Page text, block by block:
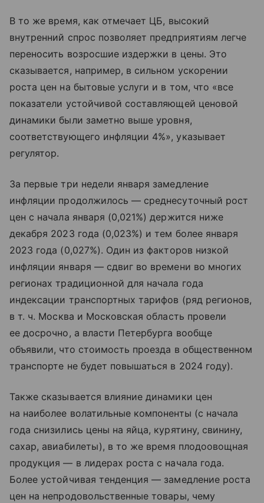
В то же время, как отмечает ЦБ, высокий
внутренний спрос позволяет предприятиям легче
переносить возросшие издержки в цены. Это
сказывается, например, в сильном ускорении
роста цен на бытовые услуги и в том, что «все
показатели устойчивой составляющей ценовой
динамики были заметно выше уровня,
соответствующего инфляции 4%», указывает
регулятор.
За первые три недели января замедление
инфляции продолжилось — среднесуточный рост
цен с начала января (0,021%) держится ниже
декабря 2023 года (0,023%) и тем более января
2023 года (0,027%). Один из факторов низкой
инфляции января — сдвиг во времени во многих
регионах традиционной для начала года
индексации транспортных тарифов (ряд регионов,
в т. ч. Москва и Московская область провели
ее досрочно, а власти Петербурга вообще
объявили, что стоимость проезда в общественном
транспорте не будет повышаться в 2024 году).
Также сказывается влияние динамики цен
на наиболее волатильные компоненты (с начала
года снизились цены на яйца, курятину, свинину,
сахар, авиабилеты), в то же время плодоовощная
продукция — в лидерах роста с начала года.
Более устойчивая тенденция — замедление роста
цен на непродовольственные товары, чему